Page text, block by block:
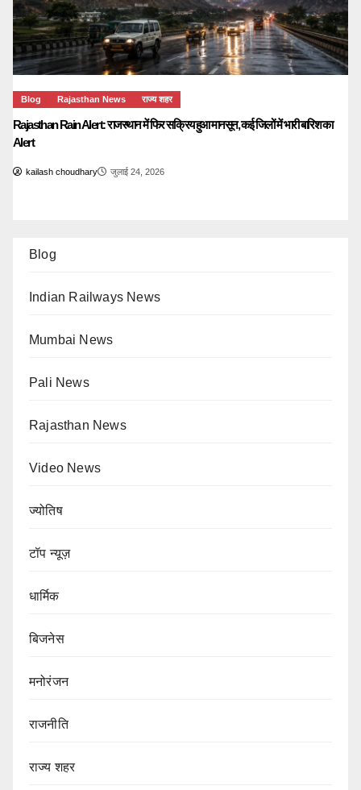
Blog Rajasthan News राज्य शहर
Rajasthan Rain Alert: राजस्थान में फिर सक्रिय हुआ मानसून, कई जिलों में भारी बारिश का
Alert
kailash choudhary जुलाई 24, 2026
Blog
Indian Railways News
Mumbai News
Pali News
Rajasthan News
Video News
ज्योतिष
टॉप न्यूज़
धार्मिक
बिजनेस
मनोरंजन
राजनीति
राज्य शहर